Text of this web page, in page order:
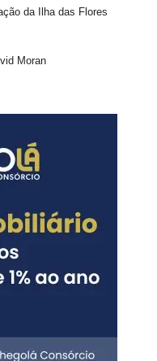
da Ilha das Flores
Moran